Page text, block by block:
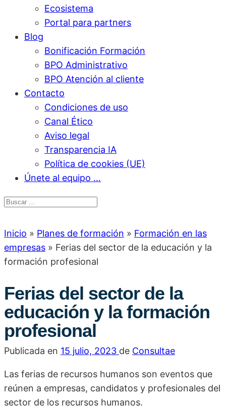
Ecosistema
Portal para partners
Blog
Bonificación Formación
BPO Administrativo
BPO Atención al cliente
Contacto
Condiciones de uso
Canal Ético
Aviso legal
Transparencia IA
Política de cookies (UE)
Únete al equipo …
Inicio » Planes de formación » Formación en las
empresas » Ferias del sector de la educación y la
formación profesional
Ferias del sector de la
educación y la formación
profesional
Publicada en 15 julio, 2023 de Consultae
Las ferias de recursos humanos son eventos que
reúnen a empresas, candidatos y profesionales del
sector de los recursos humanos.